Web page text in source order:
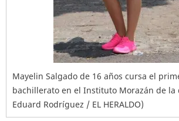
Mayelin Salgado de 16 años cursa el
bachillerato en el Instituto Morazán de la
Eduard Rodríguez / EL HERALDO)